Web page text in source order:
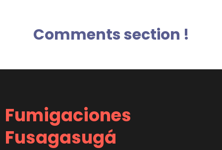
Comments section !
Fumigaciones
Fusagasugá